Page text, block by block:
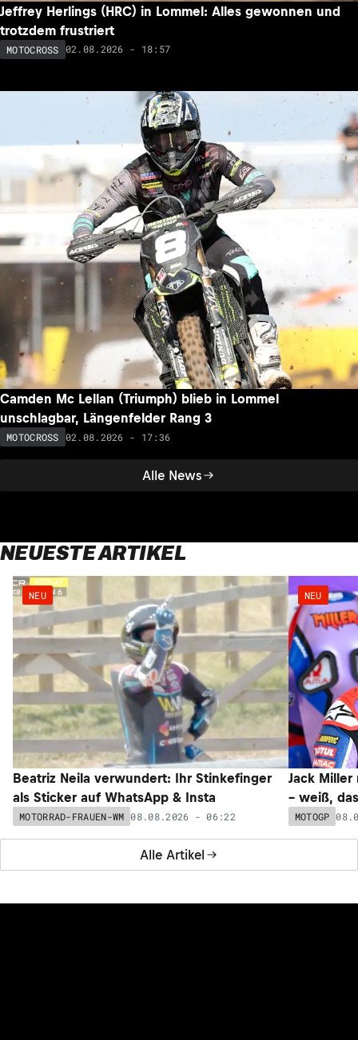
Alle News
Jeffrey Herlings (HRC) in Lommel: Alles gewonnen und
trotzdem frustriert
MOTOCROSS 02.08.2026 - 18:57
Camden Mc Lellan (Triumph) blieb in Lommel
unschlagbar, Längenfelder Rang 3
MOTOCROSS 02.08.2026 - 17:36
NEUESTE ARTIKEL
Alle Artikel
NEU
Beatriz Neila verwundert: Ihr Stinkefinger
als Sticker auf WhatsApp & Insta
MOTORRAD-FRAUEN-WM 08.08.2026 - 06:22
NEU
Jack
– weiß,
MOTOGP